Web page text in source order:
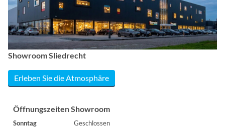
Showroom Sliedrecht
Erleben Sie die Atmosphäre
Öffnungszeiten Showroom
Sonntag
Geschlossen